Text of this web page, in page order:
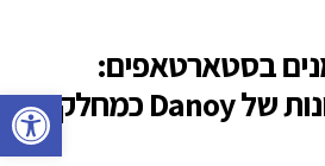
פתח
בסטארטאפים:
האתגרים והפתרונות של Danoy כמחלקת